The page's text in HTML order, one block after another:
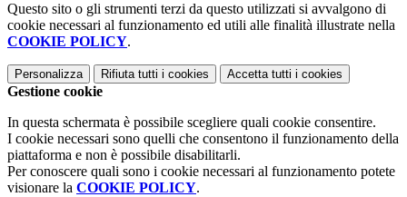
Questo sito o gli strumenti terzi da questo utilizzati si avvalgono di
cookie necessari al funzionamento ed utili alle finalità illustrate nella
COOKIE POLICY.
Personalizza Rifiuta tutti i cookies Accetta tutti i cookies
Gestione cookie
In questa schermata è possibile scegliere quali cookie consentire.
I cookie necessari sono quelli che consentono il funzionamento della
piattaforma e non è possibile disabilitarli.
Per conoscere quali sono i cookie necessari al funzionamento potete
visionare la COOKIE POLICY.